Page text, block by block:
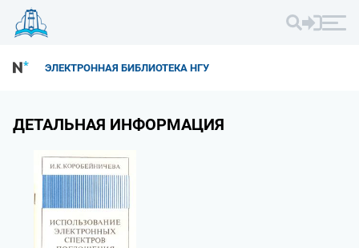
ЭЛЕКТРОННАЯ БИБЛИОТЕКА НГУ
ДЕТАЛЬНАЯ ИНФОРМАЦИЯ